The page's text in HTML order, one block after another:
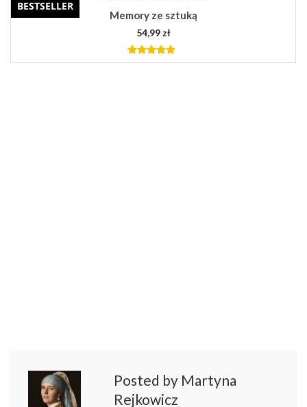
PREMIERA! Wiersze Tuwima ilustrowane sztuką
39,99 zł
5.00out of
Posted by Martyna
Rejkowicz